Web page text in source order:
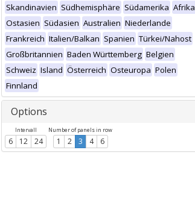
Skandinavien Südhemisphäre Südamerika Afrika
Ostasien Südasien Australien Niederlande
Frankreich Italien/Balkan Spanien Türkei/Nahost
Großbritannien Baden Württemberg Belgien
Schweiz Island Österreich Osteuropa Polen
Finnland
Options
Intervall
6 12 24
Number of panels in row
1 2 3 4 6